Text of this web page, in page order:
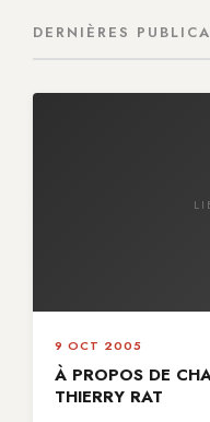
DERNIÈRES
9 OCT 2005
À PROPOS DE
THIERRY RAT